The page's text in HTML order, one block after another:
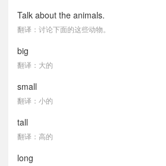
Talk about the animals.
翻译：讨论下面的这些动物。
big
翻译：大的
small
翻译：小的
tall
翻译：高的
long